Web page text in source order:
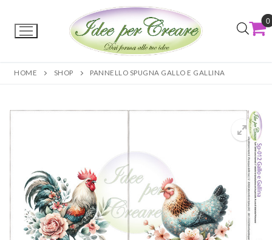
0
HOME SHOP PANNELLO SPUGNA GALLO E GALLINA